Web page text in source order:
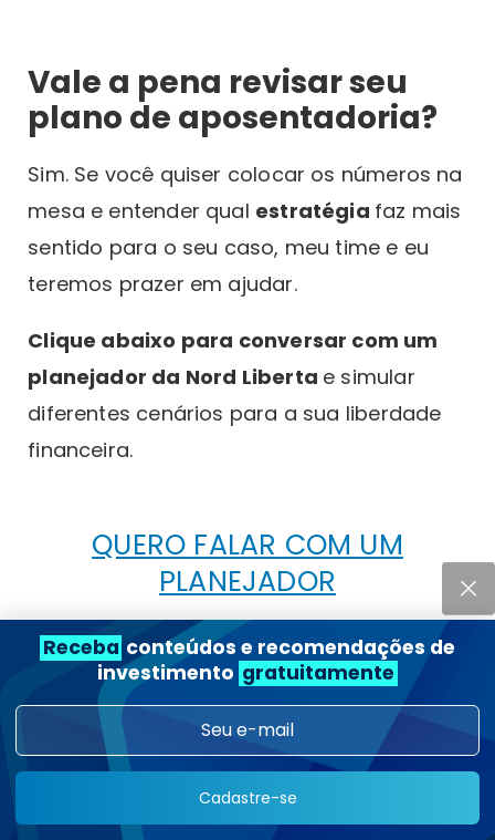
Vale a pena revisar seu
plano de aposentadoria?
Sim. Se você quiser colocar os números na
mesa e entender qual estratégia faz mais
sentido para o seu caso, meu time e eu
teremos prazer em ajudar.
Clique abaixo para conversar com um
planejador da Nord Liberta e simular
diferentes cenários para a sua liberdade
financeira.
QUERO FALAR COM UM
PLANEJADOR
Será um prazer ajudar você a tomar
essa decisão com mais clareza.
Veja a Nord com
mais frequência
Receba conteúdos e recomendações de
investimento gratuitamente
Cadastre-se